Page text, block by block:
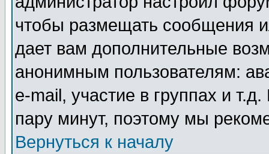
чтобы размещать сообщения
дает вам дополнительные
анонимным пользователям:
e-mail, участие в группах и
пару минут, поэтому мы
Вернуться к началу